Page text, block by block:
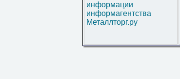
информации
информагентства
Металлторг.ру